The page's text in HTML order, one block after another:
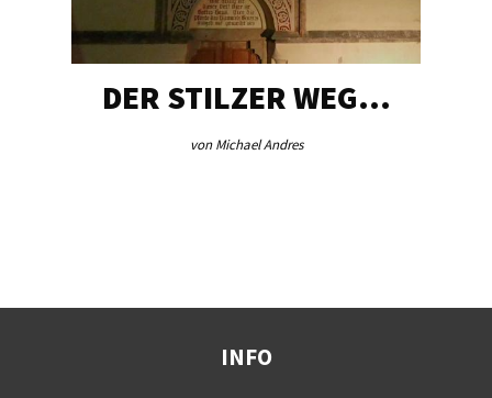
DER STILZER WEG…
von Michael Andres
INFO